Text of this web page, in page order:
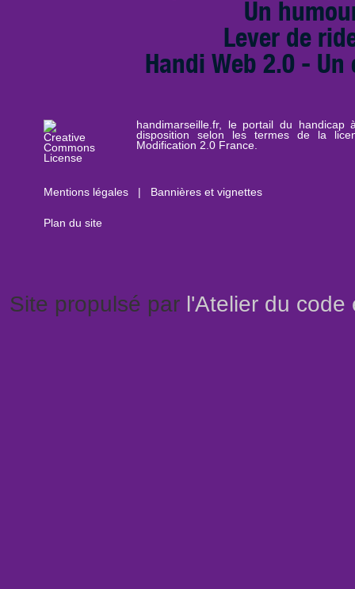
Un
Lever de
Handi Web 2.0 -
handimarseille.fr, le portail du handicap
disposition selon les termes de la
Modification 2.0 France.
Mentions légales Bannières et vignettes
Plan du site
Site propulsé par l'Atelier du